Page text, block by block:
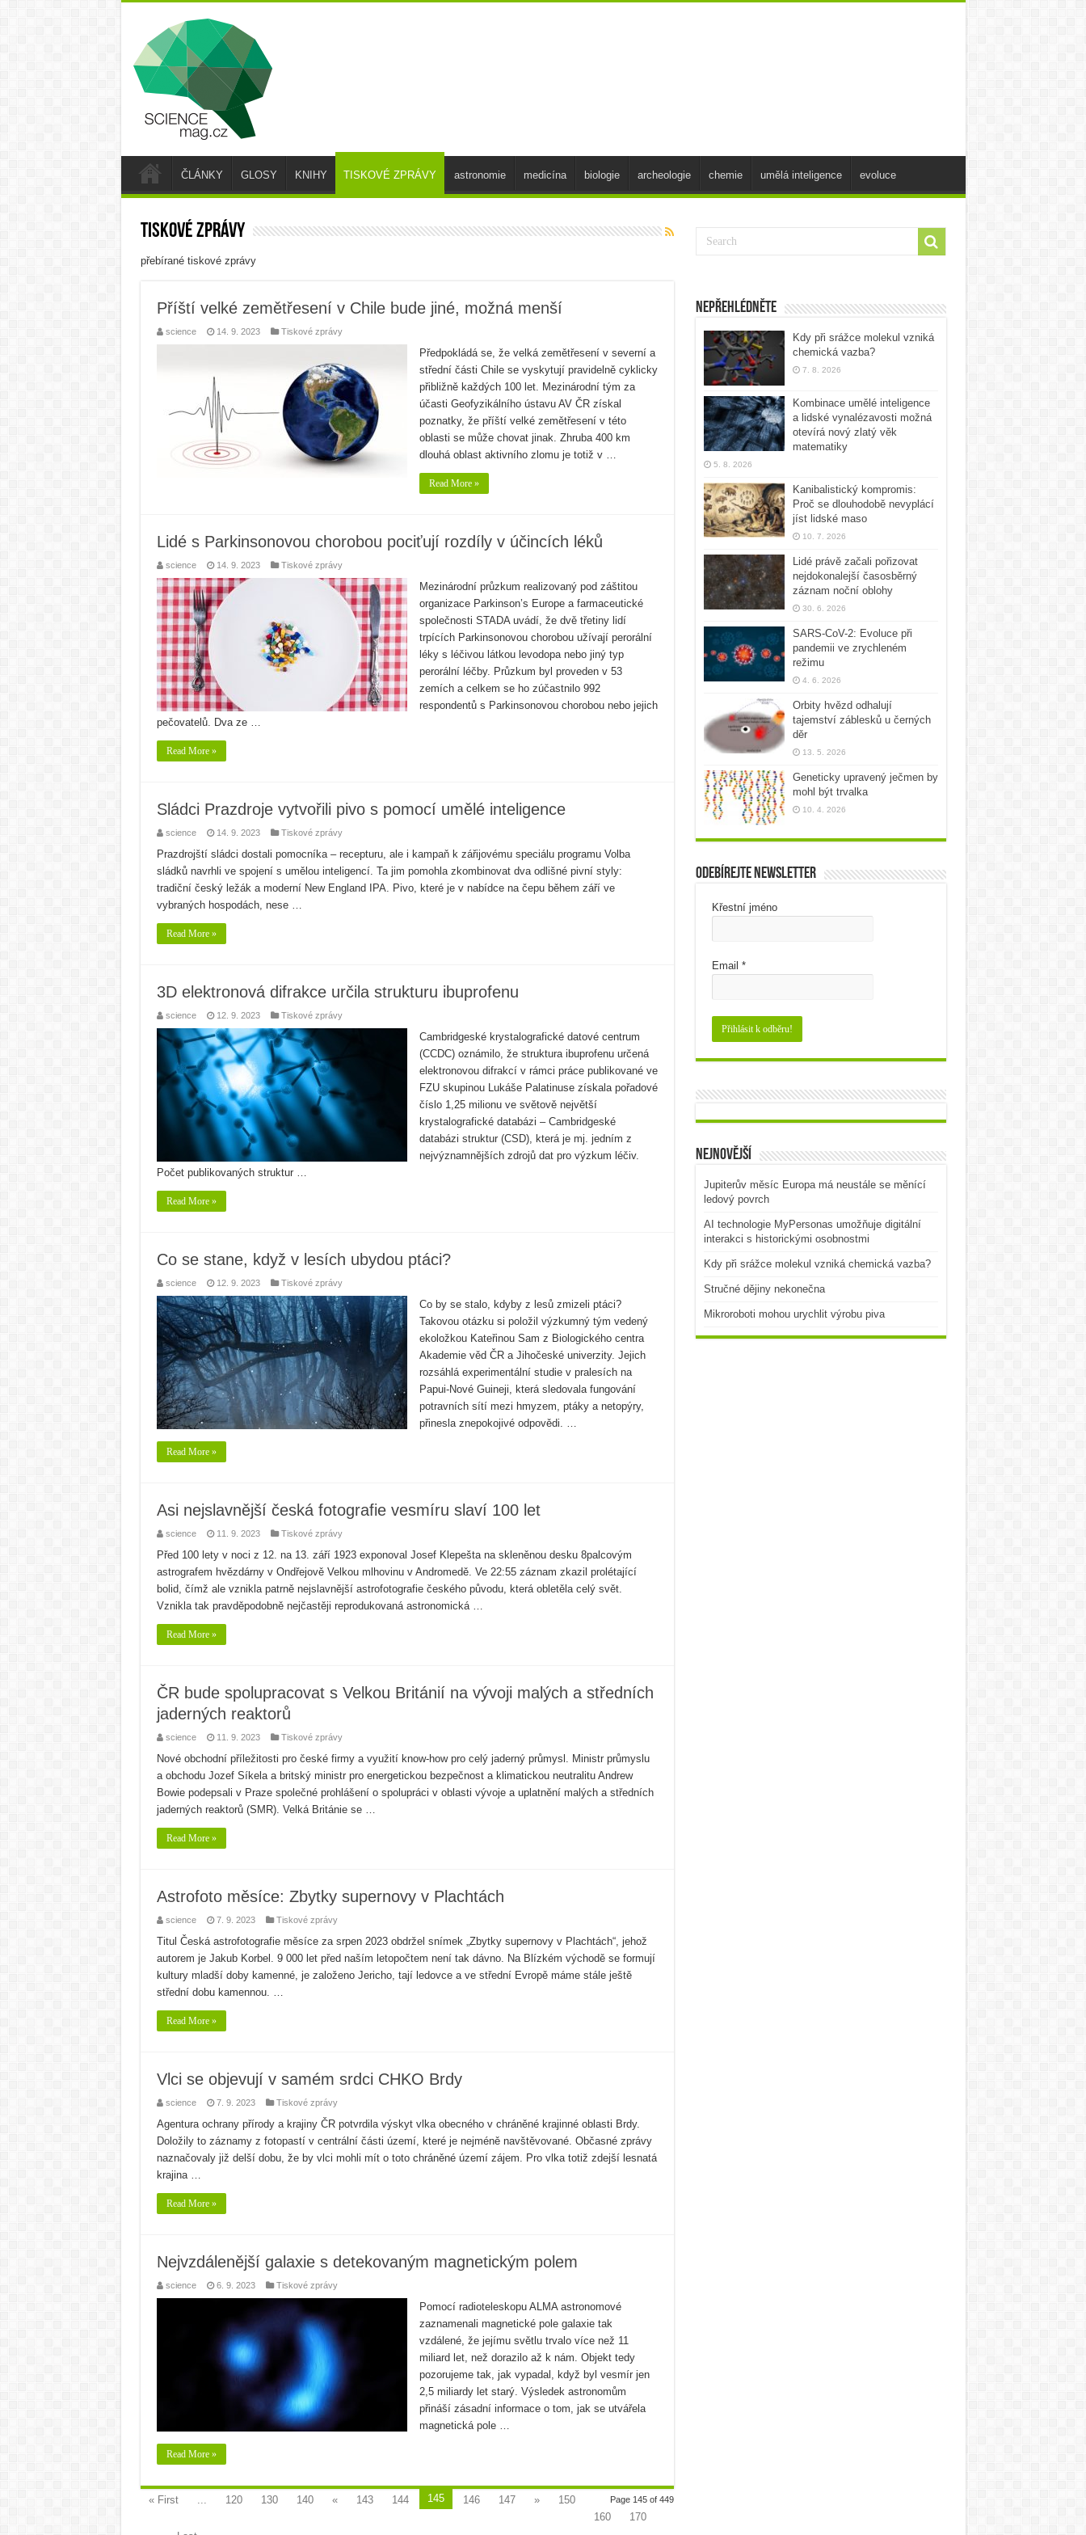
ČLÁNKY GLOSY KNIHY TISKOVÉ ZPRÁVY astronomie medicína biologie archeologie chemie umělá inteligence evoluce
Tiskové zprávy
přebírané tiskové zprávy
Příští velké zemětřesení v Chile bude jiné, možná menší
science 14. 9. 2023 Tiskové zprávy
Předpokládá se, že velká zemětřesení v severní a
střední části Chile se vyskytují pravidelně cyklicky
přibližně každých 100 let. Mezinárodní tým za
účasti Geofyzikálního ústavu AV ČR získal
poznatky, že příští velké zemětřesení v této
oblasti se může chovat jinak. Zhruba 400 km
dlouhá oblast aktivního zlomu je totiž v …
Read More »
Lidé s Parkinsonovou chorobou pociťují rozdíly v účincích léků
science 14. 9. 2023 Tiskové zprávy
Mezinárodní průzkum realizovaný pod záštitou
organizace Parkinson’s Europe a farmaceutické
společnosti STADA uvádí, že dvě třetiny lidí
trpících Parkinsonovou chorobou užívají perorální
léky s léčivou látkou levodopa nebo jiný typ
perorální léčby. Průzkum byl proveden v 53
zemích a celkem se ho zúčastnilo 992
respondentů s Parkinsonovou chorobou nebo jejich
pečovatelů. Dva ze …
Read More »
Sládci Prazdroje vytvořili pivo s pomocí umělé inteligence
science 14. 9. 2023 Tiskové zprávy
Prazdrojští sládci dostali pomocníka – recepturu, ale i kampaň k zářijovému speciálu programu Volba
sládků navrhli ve spojení s umělou inteligencí. Ta jim pomohla zkombinovat dva odlišné pivní styly:
tradiční český ležák a moderní New England IPA. Pivo, které je v nabídce na čepu během září ve
vybraných hospodách, nese …
Read More »
3D elektronová difrakce určila strukturu ibuprofenu
science 12. 9. 2023 Tiskové zprávy
Cambridgeské krystalografické datové centrum
(CCDC) oznámilo, že struktura ibuprofenu určená
elektronovou difrakcí v rámci práce publikované ve
FZU skupinou Lukáše Palatinuse získala pořadové
číslo 1,25 milionu ve světově největší
krystalografické databázi – Cambridgeské
databázi struktur (CSD), která je mj. jedním z
nejvýznamnějších zdrojů dat pro výzkum léčiv.
Počet publikovaných struktur …
Read More »
Co se stane, když v lesích ubydou ptáci?
science 12. 9. 2023 Tiskové zprávy
Co by se stalo, kdyby z lesů zmizeli ptáci?
Takovou otázku si položil výzkumný tým vedený
ekoložkou Kateřinou Sam z Biologického centra
Akademie věd ČR a Jihočeské univerzity. Jejich
rozsáhlá experimentální studie v pralesích na
Papui-Nové Guineji, která sledovala fungování
potravních sítí mezi hmyzem, ptáky a netopýry,
přinesla znepokojivé odpovědi. …
Read More »
Asi nejslavnější česká fotografie vesmíru slaví 100 let
science 11. 9. 2023 Tiskové zprávy
Před 100 lety v noci z 12. na 13. září 1923 exponoval Josef Klepešta na skleněnou desku 8palcovým
astrografem hvězdárny v Ondřejově Velkou mlhovinu v Andromedě. Ve 22:55 záznam zkazil prolétající
bolid, čímž ale vznikla patrně nejslavnější astrofotografie českého původu, která obletěla celý svět.
Vznikla tak pravděpodobně nejčastěji reprodukovaná astronomická …
Read More »
ČR bude spolupracovat s Velkou Británií na vývoji malých a středních
jaderných reaktorů
science 11. 9. 2023 Tiskové zprávy
Nové obchodní příležitosti pro české firmy a využití know-how pro celý jaderný průmysl. Ministr průmyslu
a obchodu Jozef Síkela a britský ministr pro energetickou bezpečnost a klimatickou neutralitu Andrew
Bowie podepsali v Praze společné prohlášení o spolupráci v oblasti vývoje a uplatnění malých a středních
jaderných reaktorů (SMR). Velká Británie se …
Read More »
Astrofoto měsíce: Zbytky supernovy v Plachtách
science 7. 9. 2023 Tiskové zprávy
Titul Česká astrofotografie měsíce za srpen 2023 obdržel snímek „Zbytky supernovy v Plachtách“, jehož
autorem je Jakub Korbel. 9 000 let před naším letopočtem není tak dávno. Na Blízkém východě se formují
kultury mladší doby kamenné, je založeno Jericho, tají ledovce a ve střední Evropě máme stále ještě
střední dobu kamennou. …
Read More »
Vlci se objevují v samém srdci CHKO Brdy
science 7. 9. 2023 Tiskové zprávy
Agentura ochrany přírody a krajiny ČR potvrdila výskyt vlka obecného v chráněné krajinné oblasti Brdy.
Doložily to záznamy z fotopastí v centrální části území, které je nejméně navštěvované. Občasné zprávy
naznačovaly již delší dobu, že by vlci mohli mít o toto chráněné území zájem. Pro vlka totiž zdejší lesnatá
krajina …
Read More »
Nejvzdálenější galaxie s detekovaným magnetickým polem
science 6. 9. 2023 Tiskové zprávy
Pomocí radioteleskopu ALMA astronomové
zaznamenali magnetické pole galaxie tak
vzdálené, že jejímu světlu trvalo více než 11
miliard let, než dorazilo až k nám. Objekt tedy
pozorujeme tak, jak vypadal, když byl vesmír jen
2,5 miliardy let starý. Výsledek astronomům
přináší zásadní informace o tom, jak se utvářela
magnetická pole …
Read More »
Page 145 of 449
« First ... 120 130 140 « 143 144 145 146 147 »
150
160
170
Nepřehlédněte
Kdy při srážce molekul vzniká
chemická vazba?
7. 8. 2026
Kombinace umělé inteligence
a lidské vynalézavosti možná
otevírá nový zlatý věk
matematiky
5. 8. 2026
Kanibalistický kompromis:
Proč se dlouhodobě nevyplácí
jíst lidské maso
10. 7. 2026
Lidé právě začali pořizovat
nejdokonalejší časosběrný
záznam noční oblohy
30. 6. 2026
SARS-CoV-2: Evoluce při
pandemii ve zrychleném
režimu
4. 6. 2026
Orbity hvězd odhalují
tajemství záblesků u černých
děr
13. 5. 2026
Geneticky upravený ječmen by
mohl být trvalka
10. 4. 2026
Odebírejte newsletter
Křestní jméno
Email *
Nejnovější
Jupiterův měsíc Europa má neustále se měnící
ledový povrch
AI technologie MyPersonas umožňuje digitální
interakci s historickými osobnostmi
Kdy při srážce molekul vzniká chemická vazba?
Stručné dějiny nekonečna
Mikroroboti mohou urychlit výrobu piva